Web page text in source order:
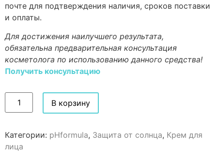
почте для подтверждения наличия, сроков поставки
и оплаты.
Для достижения наилучшего результата,
обязательна предварительная консультация
косметолога по использованию данного средства!
Получить консультацию
В корзину
Категории: pHformula, Защита от солнца, Крем для
лица